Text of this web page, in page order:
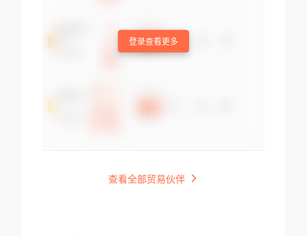
登录查看更多
查看全部贸易伙伴